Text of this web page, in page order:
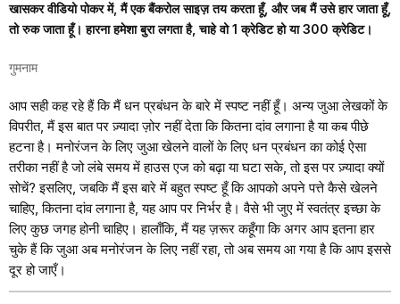
खासकर वीडियो पोकर में, मैं एक बैंकरोल साइज़ तय करता हूँ, और जब मैं उसे हार जाता हूँ,
तो रुक जाता हूँ। हारना हमेशा बुरा लगता है, चाहे वो 1 क्रेडिट हो या 300 क्रेडिट।
गुमनाम
आप सही कह रहे हैं कि मैं धन प्रबंधन के बारे में स्पष्ट नहीं हूँ। अन्य जुआ लेखकों के
विपरीत, मैं इस बात पर ज़्यादा ज़ोर नहीं देता कि कितना दांव लगाना है या कब पीछे
हटना है। मनोरंजन के लिए जुआ खेलने वालों के लिए धन प्रबंधन का कोई ऐसा
तरीका नहीं है जो लंबे समय में हाउस एज को बढ़ा या घटा सके, तो इस पर ज़्यादा क्यों
सोचें? इसलिए, जबकि मैं इस बारे में बहुत स्पष्ट हूँ कि आपको अपने पत्ते कैसे खेलने
चाहिए, कितना दांव लगाना है, यह आप पर निर्भर है। वैसे भी जुए में स्वतंत्र इच्छा के
लिए कुछ जगह होनी चाहिए। हालाँकि, मैं यह ज़रूर कहूँगा कि अगर आप इतना हार
चुके हैं कि जुआ अब मनोरंजन के लिए नहीं रहा, तो अब समय आ गया है कि आप इससे
दूर हो जाएँ।